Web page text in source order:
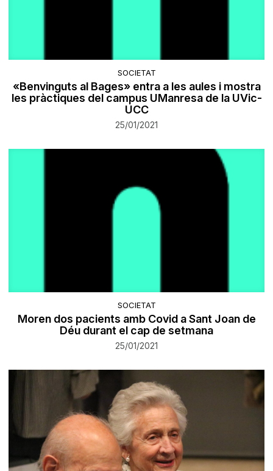
SOCIETAT
«Benvinguts al Bages» entra a les aules i mostra
les pràctiques del campus UManresa de la UVic-
UCC
25/01/2021
SOCIETAT
Moren dos pacients amb Covid a Sant Joan de
Déu durant el cap de setmana
25/01/2021